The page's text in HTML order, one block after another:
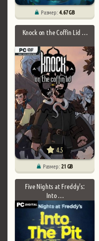
Размер:4.67 GB
Knock on the Coffin Lid …
4.5
Размер:21 GB
Five Nights at Freddy's:
Into …